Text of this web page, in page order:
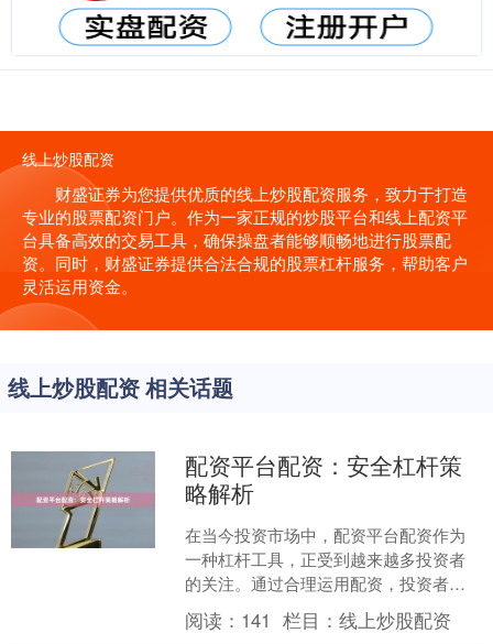
线上炒股配资
财盛证券为您提供优质的线上炒股配资服务，致力于打造
专业的股票配资门户。作为一家正规的炒股平台和线上配资平
台具备高效的交易工具，确保操盘者能够顺畅地进行股票配
资。同时，财盛证券提供合法合规的股票杠杆服务，帮助客户
灵活运用资金。
线上炒股配资 相关话题
配资平台配资：安全杠杆策
略解析
在当今投资市场中，配资平台配资作为
一种杠杆工具，正受到越来越多投资者
的关注。通过合理运用配资，投资者可
以用较少的自有资金撬动更大的投资规
模，从而放大收益。然而，....
阅读： 141 栏目：线上炒股配资